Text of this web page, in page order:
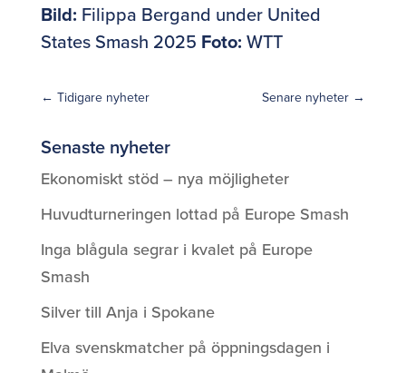
Bild: Filippa Bergand under United
States Smash 2025 Foto: WTT
← Tidigare nyheter Senare nyheter →
Senaste nyheter
Ekonomiskt stöd – nya möjligheter
Huvudturneringen lottad på Europe Smash
Inga blågula segrar i kvalet på Europe
Smash
Silver till Anja i Spokane
Elva svenskmatcher på öppningsdagen i